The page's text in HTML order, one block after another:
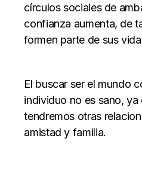
círculos sociales de
confianza aumenta, de
formen parte de sus
El buscar ser el mundo
individuo no es sano, ya
tendremos otras
amistad y familia.